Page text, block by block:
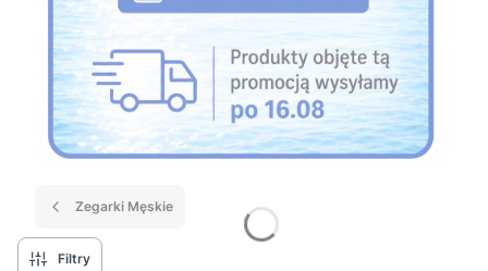
Zegarki Męskie
Filtry